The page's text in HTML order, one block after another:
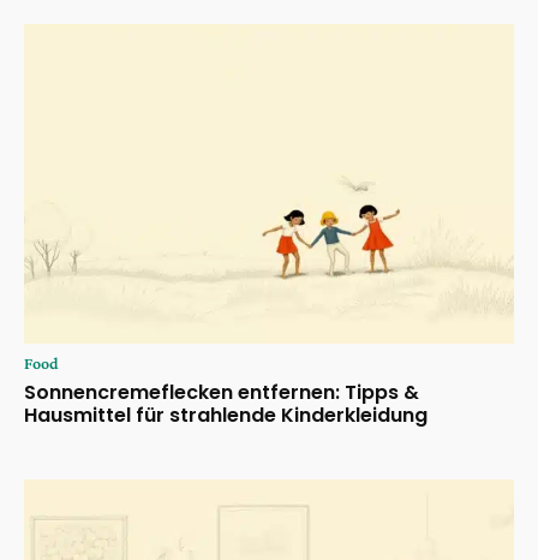
Food
Sonnencremeflecken entfernen: Tipps &
Hausmittel für strahlende Kinderkleidung